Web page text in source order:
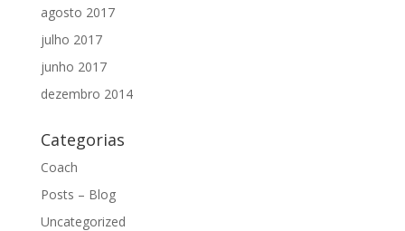
agosto 2017
julho 2017
junho 2017
dezembro 2014
Categorias
Coach
Posts – Blog
Uncategorized